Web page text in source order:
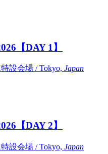
【DAY 1】
設会場 / Tokyo, Japan
【DAY 2】
設会場 / Tokyo, Japan